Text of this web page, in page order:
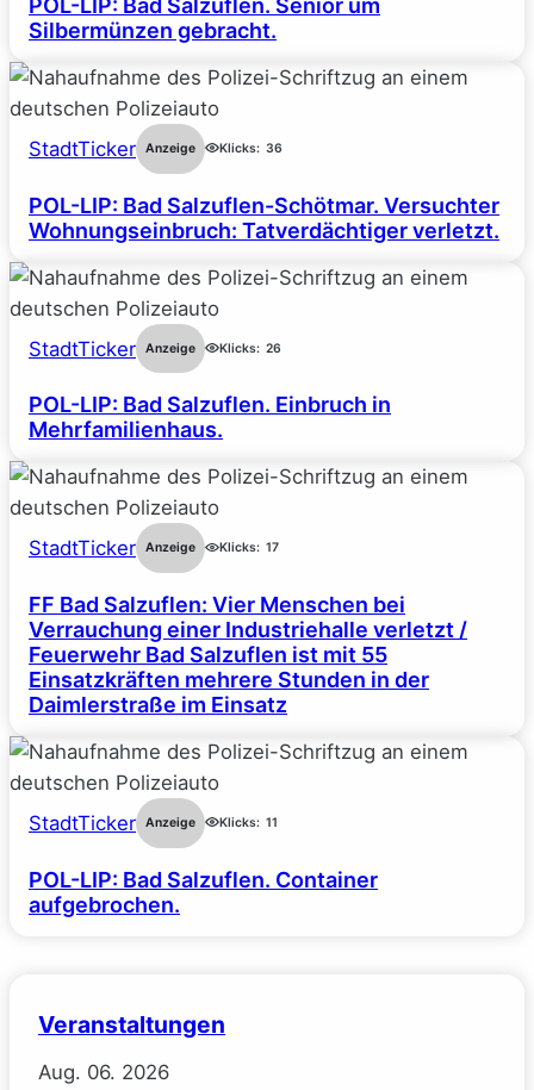
POL-LIP: Bad Salzuflen. Senior um
Silbermünzen gebracht.
StadtTicker Anzeige Klicks: 36
POL-LIP: Bad Salzuflen-Schötmar. Versuchter
Wohnungseinbruch: Tatverdächtiger verletzt.
StadtTicker Anzeige Klicks: 26
POL-LIP: Bad Salzuflen. Einbruch in
Mehrfamilienhaus.
StadtTicker Anzeige Klicks: 17
FF Bad Salzuflen: Vier Menschen bei
Verrauchung einer Industriehalle verletzt /
Feuerwehr Bad Salzuflen ist mit 55
Einsatzkräften mehrere Stunden in der
Daimlerstraße im Einsatz
StadtTicker Anzeige Klicks: 11
POL-LIP: Bad Salzuflen. Container
aufgebrochen.
Veranstaltungen
Aug. 06. 2026